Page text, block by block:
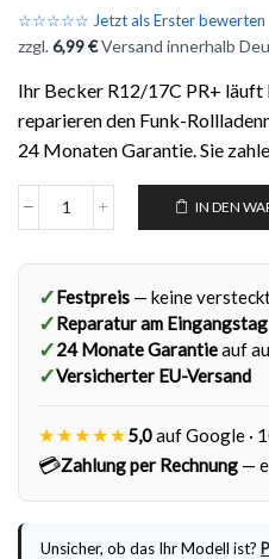
☆☆☆☆☆ Jetzt als Erster bewerten
zzgl.6,99 €Versand innerhalb
Ihr Becker R12/17C PR+
reparieren den Funk-
24 Monaten Garantie. Sie
IN DEN
✓Festpreis — keine
✓Reparatur am Eingangstag
✓24 Monate Garantieauf
✓Versicherter EU-Versand
★★★★★5,0auf Google ·
💳Zahlung per Rechnung —
Unsicher, ob das Ihr Modell ist?